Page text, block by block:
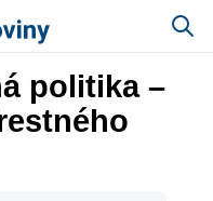
politika –